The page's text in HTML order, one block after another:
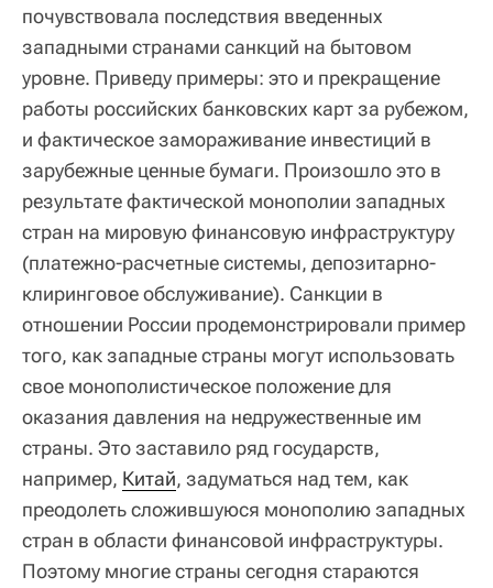
почувствовала последствия введенных
западными странами санкций на бытовом
уровне. Приведу примеры: это и прекращение
работы российских банковских карт за рубежом,
и фактическое замораживание инвестиций в
зарубежные ценные бумаги. Произошло это в
результате фактической монополии западных
стран на мировую финансовую инфраструктуру
(платежно-расчетные системы, депозитарно-
клиринговое обслуживание). Санкции в
отношении России продемонстрировали пример
того, как западные страны могут использовать
свое монополистическое положение для
оказания давления на недружественные им
страны. Это заставило ряд государств,
например, Китай, задуматься над тем, как
преодолеть сложившуюся монополию западных
стран в области финансовой инфраструктуры.
Поэтому многие страны сегодня стараются